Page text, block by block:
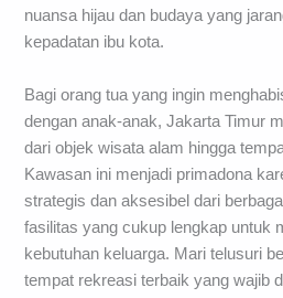
nuansa hijau dan budaya yang
kepadatan ibu kota.
Bagi orang tua yang ingin
dengan anak-anak, Jakarta Timur
dari objek wisata alam hingga
Kawasan ini menjadi primadona
strategis dan aksesibel dari
fasilitas yang cukup lengkap untuk
kebutuhan keluarga. Mari telusuri
tempat rekreasi terbaik yang wajib